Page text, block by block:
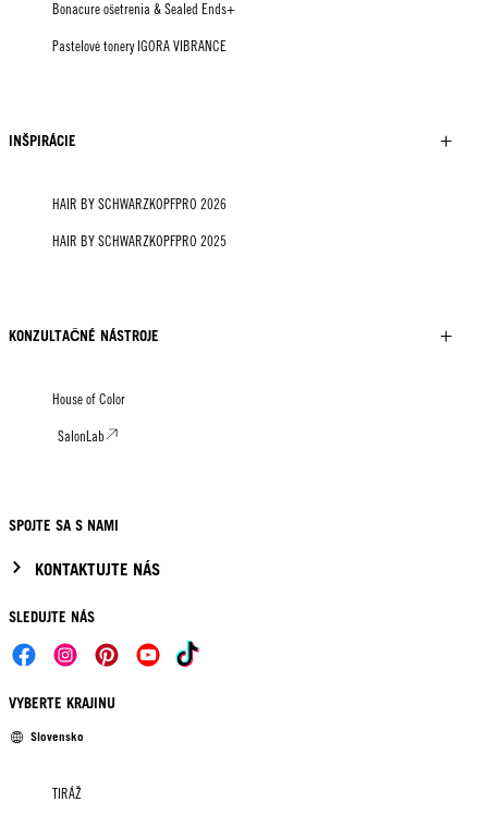
Bonacure ošetrenia & Sealed Ends+
Pastelové tonery IGORA VIBRANCE
INŠPIRÁCIE
HAIR BY SCHWARZKOPFPRO 2026
HAIR BY SCHWARZKOPFPRO 2025
KONZULTAČNÉ NÁSTROJE
House of Color
SalonLab
SPOJTE SA S NAMI
KONTAKTUJTE NÁS
SLEDUJTE NÁS
VYBERTE KRAJINU
Slovensko
TIRÁŽ